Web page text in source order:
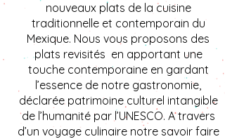
nouveaux plats de la cuisine
traditionnelle et contemporain du
Mexique. Nous vous proposons des
plats revisités en apportant une
touche contemporaine en gardant
l’essence de notre gastronomie,
déclarée patrimoine culturel intangible
de l’humanité par l’UNESCO. A travers
d’un voyage culinaire notre savoir faire